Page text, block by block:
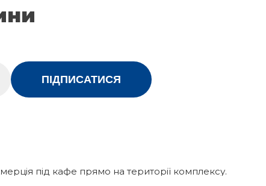
ПІДПИСАТИСЯ
під кафе прямо на території комплексу.